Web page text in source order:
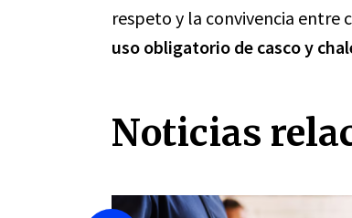
respeto y la convivencia entre
uso obligatorio de casco y
Noticias